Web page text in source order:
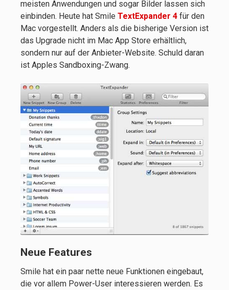
meisten Anwendungen und sogar Bilder lassen sich
einbinden. Heute hat Smile TextExpander 4 für den
Mac vorgestellt. Anders als die bisherige Version ist
das Upgrade nicht im Mac App Store erhältlich,
sondern nur auf der Anbieter-Website. Schuld daran
ist Apples Sandboxing-Zwang.
Neue Features
Smile hat ein paar nette neue Funktionen eingebaut,
die vor allem Power-User interessieren werden. Es